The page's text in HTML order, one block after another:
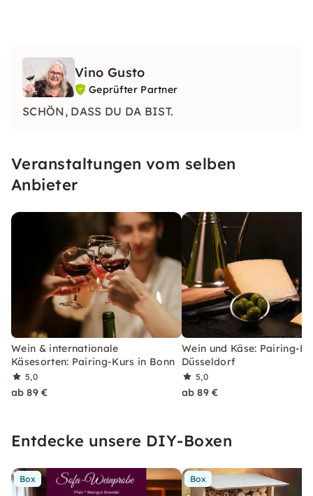
Vino Gusto
Geprüfter Partner
SCHÖN, DASS DU DA BIST.
Veranstaltungen vom selben
Anbieter
Wein & internationale
Käsesorten: Pairing-Kurs in Bonn
5,0
ab 89 €
Wein und Käse: Pairing-
Düsseldorf
5,0
ab 89 €
Entdecke unsere DIY-Boxen
Box Box